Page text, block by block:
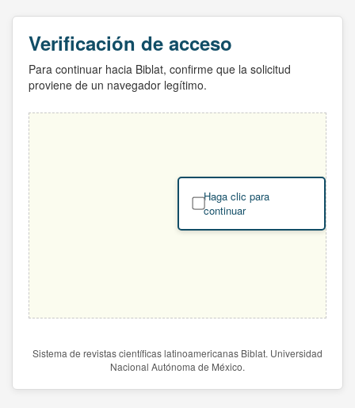
Verificación de acceso
Para continuar hacia Biblat, confirme que la solicitud
proviene de un navegador legítimo.
Haga clic para
continuar
Sistema de revistas científicas latinoamericanas Biblat. Universidad
Nacional Autónoma de México.